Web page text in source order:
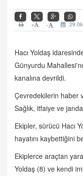
-
+
Hacı Yoldaş
Günyurdu
kanalına devrildi.
Çevredekilerin haber
Sağlık, itfaiye ve
Ekipler, sürücü Hacı
hayatını kaybettiğini
Ekiplerce araçtan
Yoldaş (8) ve kendi